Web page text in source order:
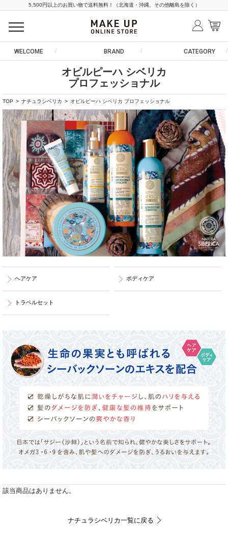
5,500円以上のお買い物で送料無料！（北海道・沖縄、その他離島を除く）
WELCOME BRAND CATEGORY
TOP > ナチュラシベリカ > オビルピーハ シベリカ プロフェッショナル
オビルピーハ シベリカ
プロフェッショナル
ヘアケア ボディケア
トラベルセット
該当商品はありません。
ナチュラシベリカ一覧に戻る